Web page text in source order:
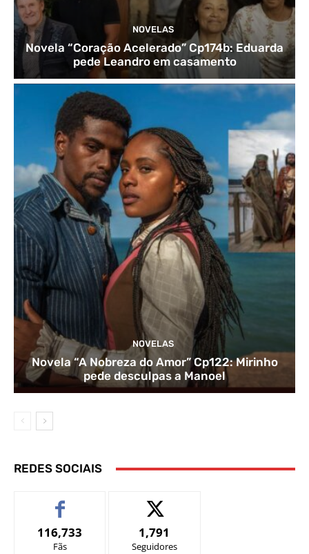
NOVELAS
Novela “Coração Acelerado” Cp174b: Eduarda
pede Leandro em casamento
NOVELAS
Novela “A Nobreza do Amor” Cp122: Mirinho
pede desculpas a Manoel
REDES SOCIAIS
116,733
Fãs
1,791
Seguidores